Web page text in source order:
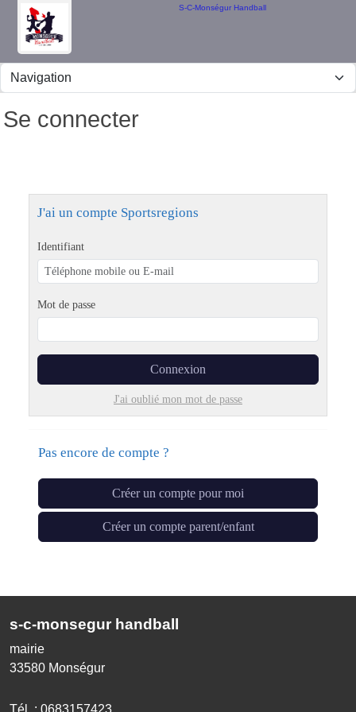
S-C-Monségur Handball
Se connecter
J'ai un compte Sportsregions
Identifiant
Mot de passe
Connexion
J'ai oublié mon mot de passe
Pas encore de compte ?
Créer un compte pour moi
Créer un compte parent/enfant
s-c-monsegur handball
mairie
33580 Monségur
Tél. : 0683157423
Panneau de gestion des cookies